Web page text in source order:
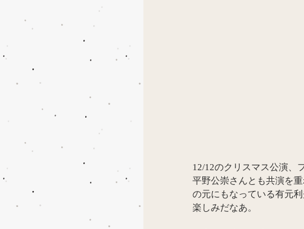
12/12のクリスマス公演、
平野公崇さんとも共演を
の元にもなっている有元
楽しみだなあ。